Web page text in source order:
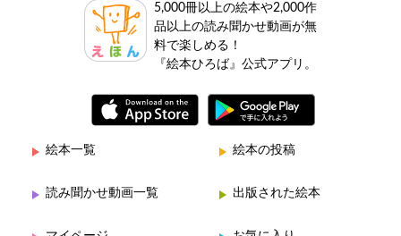
5,000冊以上の絵本や2,000作
品以上の読み聞かせ動画が無
料で楽しめる！
『絵本ひろば』公式アプリ。
絵本一覧 絵本の投稿
読み聞かせ動画一覧 出版された絵本